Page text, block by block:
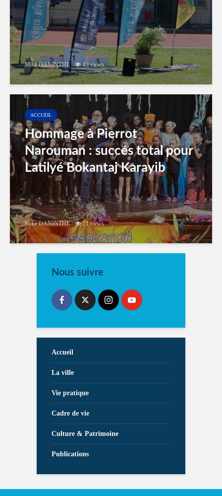
Mike DANINTHE 43 views
ACCUEIL
Hommage à Pierrot
Narouman : succés total pour
Latilyé Bokantaj Karayib
Mike DANINTHE 21 views
Nous suivre
Accueil
La ville
Vie pratique
Cadre de vie
Culture & Patrimoine
Publications